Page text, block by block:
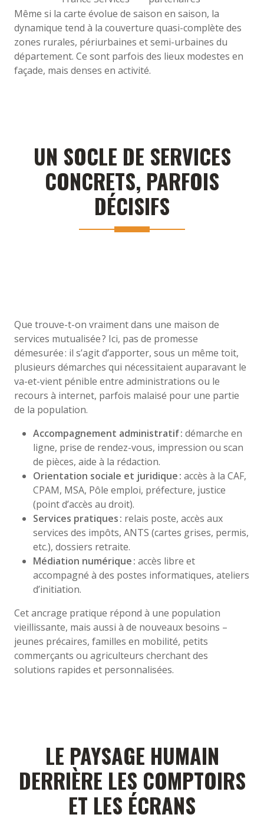
Même si la carte évolue de saison en saison, la
dynamique tend à la couverture quasi-complète des
zones rurales, périurbaines et semi-urbaines du
département. Ce sont parfois des lieux modestes en
façade, mais denses en activité.
UN SOCLE DE SERVICES
CONCRETS, PARFOIS
DÉCISIFS
Que trouve-t-on vraiment dans une maison de
services mutualisée ? Ici, pas de promesse
démesurée : il s’agit d’apporter, sous un même toit,
plusieurs démarches qui nécessitaient auparavant le
va-et-vient pénible entre administrations ou le
recours à internet, parfois malaisé pour une partie
de la population.
Accompagnement administratif : démarche en
ligne, prise de rendez-vous, impression ou scan
de pièces, aide à la rédaction.
Orientation sociale et juridique : accès à la CAF,
CPAM, MSA, Pôle emploi, préfecture, justice
(point d’accès au droit).
Services pratiques : relais poste, accès aux
services des impôts, ANTS (cartes grises, permis,
etc.), dossiers retraite.
Médiation numérique : accès libre et
accompagné à des postes informatiques, ateliers
d’initiation.
Cet ancrage pratique répond à une population
vieillissante, mais aussi à de nouveaux besoins –
jeunes précaires, familles en mobilité, petits
commerçants ou agriculteurs cherchant des
solutions rapides et personnalisées.
LE PAYSAGE HUMAIN
DERRIÈRE LES COMPTOIRS
ET LES ÉCRANS